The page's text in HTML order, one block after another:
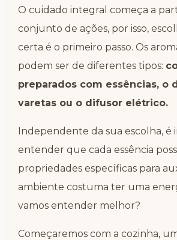
O cuidado integral começa a
conjunto de ações, por isso,
certa é o primeiro passo. Os
podem ser de diferentes tipos:
preparados com essências, o
varetas ou o difusor elétrico.
Independente da sua escolha, é
entender que cada essência
propriedades específicas para
ambiente costuma ter uma
vamos entender melhor?
Começaremos com a cozinha,